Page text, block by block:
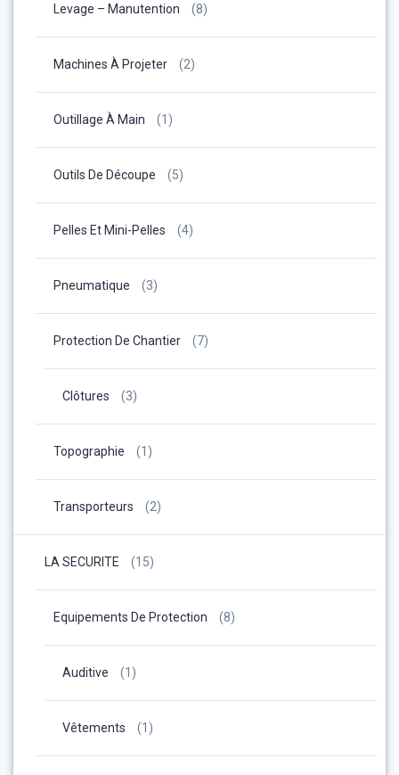
Levage – Manutention (8)
Machines À Projeter (2)
Outillage À Main (1)
Outils De Découpe (5)
Pelles Et Mini-Pelles (4)
Pneumatique (3)
Protection De Chantier (7)
Clôtures (3)
Topographie (1)
Transporteurs (2)
LA SECURITE (15)
Equipements De Protection (8)
Auditive (1)
Vêtements (1)